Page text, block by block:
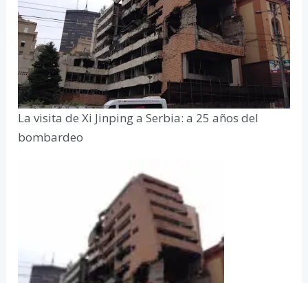
La visita de Xi Jinping a Serbia: a 25 años del
bombardeo